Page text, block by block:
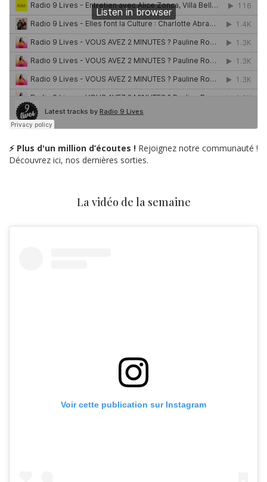
⚡ Plus d'un million d’écoutes ! Rejoignez notre communauté !
Découvrez ici, nos dernières sorties.
La vidéo de la semaine
Voir cette publication sur Instagram